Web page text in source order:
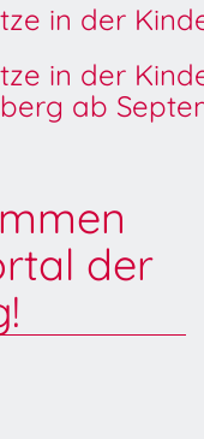
in der
in der
ab
der